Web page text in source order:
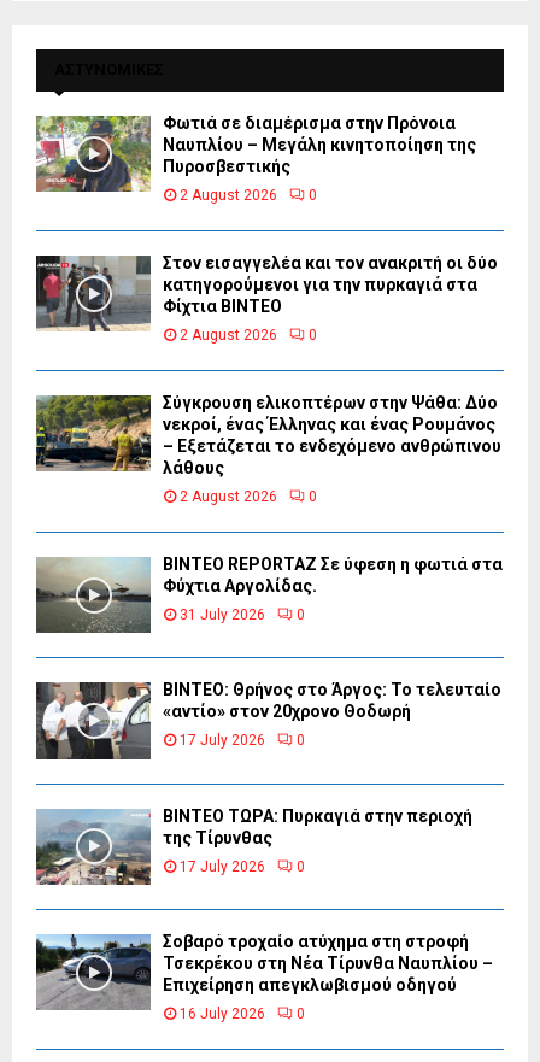
Φωτιά σε διαμέρισμα στην Πρόνοια
Ναυπλίου – Μεγάλη κινητοποίηση της
Πυροσβεστικής
2 August 2026 0
Στον εισαγγελέα και τον ανακριτή οι δύο
κατηγορούμενοι για την πυρκαγιά στα
Φίχτια ΒΙΝΤΕΟ
2 August 2026 0
Σύγκρουση ελικοπτέρων στην Ψάθα: Δύο
νεκροί, ένας Έλληνας και ένας Ρουμάνος
– Εξετάζεται το ενδεχόμενο ανθρώπινου
λάθους
2 August 2026 0
BINTEO REPORTAZ Σε ύφεση η φωτιά στα
Φύχτια Αργολίδας.
31 July 2026 0
ΒΙΝΤΕΟ: Θρήνος στο Άργος: Το τελευταίο
«αντίο» στον 20χρονο Θοδωρή
17 July 2026 0
ΒΙΝΤΕΟ ΤΩΡΑ: Πυρκαγιά στην περιοχή
της Τίρυνθας
17 July 2026 0
Σοβαρό τροχαίο ατύχημα στη στροφή
Τσεκρέκου στη Νέα Τίρυνθα Ναυπλίου –
Επιχείρηση απεγκλωβισμού οδηγού
16 July 2026 0